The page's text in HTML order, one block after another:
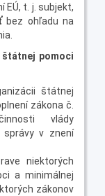
EÚ, t. j. subjekt,
bez ohľadu na
štátnej pomoci
štátnej
zákona č.
vlády
v znení
niektorých
a minimálnej
zákonov